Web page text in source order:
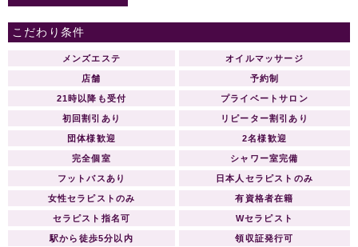
プン】AQUAアクア 総支配人ご挨拶
て、かねてより新店の準備を鋭意進
めておりました。 AQUAアクアをグ
ランドオープンする運びと相成りま
したことをご案内申し上げます。 こ
れも皆様のご支援とご協力の賜物と
心より感謝する次第です。 つきまし
ご優待券をメールマガジンにて同封
させて頂きます。 皆様のご期待に添
えますよう日々精進する所存で御座
こだわり条件
メンズエステ オイルマッサージ
店舗 予約制
21時以降も受付 プライベートサロン
初回割引あり リピーター割引あり
団体様歓迎 2名様歓迎
完全個室 シャワー室完備
フットバスあり 日本人セラピストのみ
女性セラピストのみ 有資格者在籍
セラピスト指名可 Wセラピスト
駅から徒歩5分以内 領収証発行可